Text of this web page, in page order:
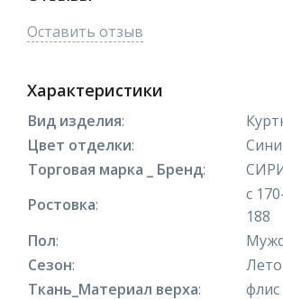
Оставить отзыв
Характеристики
Вид изделия:
Цвет отделки:
Торговая марка _ Бренд:
Ростовка:
с
188
Пол:
Сезон:
Лето
Ткань_Материал верха:
флис